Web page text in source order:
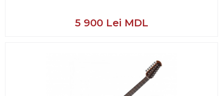
5 900 Lei MDL